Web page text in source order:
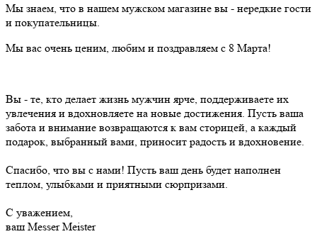
Мы знаем, что в нашем мужском магазине вы - нередкие гости
и покупательницы.
Мы вас очень ценим, любим и поздравляем с 8 Марта!
Вы - те, кто делает жизнь мужчин ярче, поддерживаете их
увлечения и вдохновляете на новые достижения. Пусть ваша
забота и внимание возвращаются к вам сторицей, а каждый
подарок, выбранный вами, приносит радость и вдохновение.
Спасибо, что вы с нами! Пусть ваш день будет наполнен
теплом, улыбками и приятными сюрпризами.
С уважением,
ваш Messer Meister